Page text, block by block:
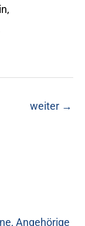
weiter →
Angehörige